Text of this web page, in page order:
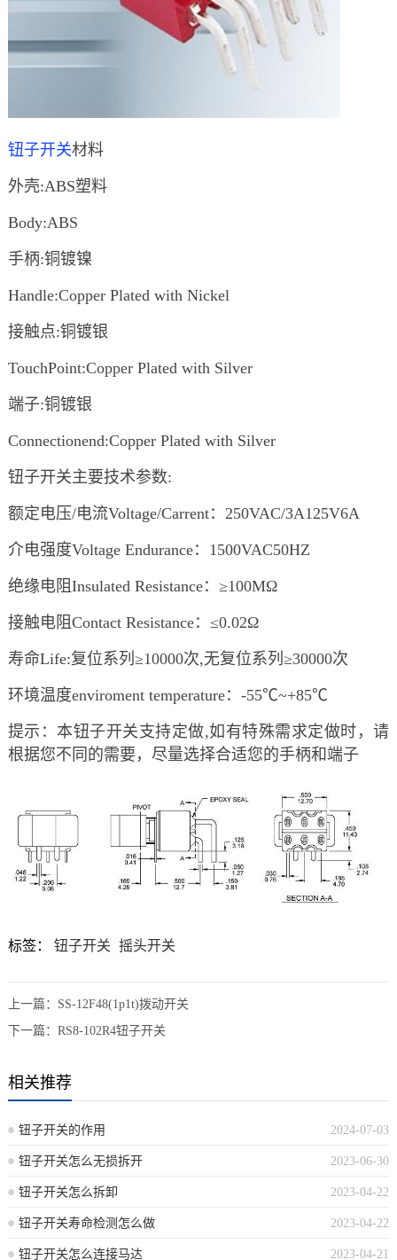
钮子开关材料
外壳:ABS塑料
Body:ABS
手柄:铜镀镍
Handle:Copper Plated with Nickel
接触点:铜镀银
TouchPoint:Copper Plated with Silver
端子:铜镀银
Connectionend:Copper Plated with Silver
钮子开关主要技术参数:
额定电压/电流Voltage/Carrent：250VAC/3A125V6A
介电强度Voltage Endurance：1500VAC50HZ
绝缘电阻Insulated Resistance：≥100MΩ
接触电阻Contact Resistance：≤0.02Ω
寿命Life:复位系列≥10000次,无复位系列≥30000次
环境温度enviroment temperature：-55℃~+85℃
提示：本钮子开关支持定做,如有特殊需求定做时，请
根据您不同的需要，尽量选择合适您的手柄和端子
标签： 钮子开关 摇头开关
上一篇： SS-12F48(1p1t)拨动开关
下一篇： RS8-102R4钮子开关
相关推荐
2024-07-03
钮子开关的作用
2023-06-30
钮子开关怎么无损拆开
2023-04-22
钮子开关怎么拆卸
2023-04-22
钮子开关寿命检测怎么做
2023-04-21
钮子开关怎么连接马达